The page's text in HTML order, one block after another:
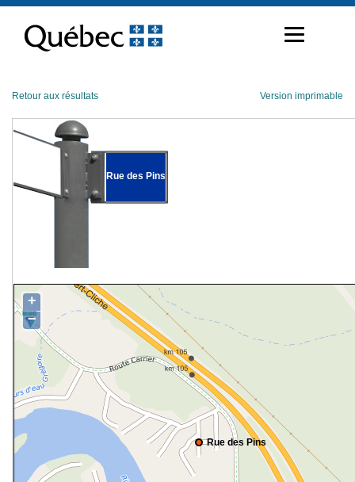
contenu
Retour aux résultats Version imprimable
Rue des Pins
Rue des Pins
+
−